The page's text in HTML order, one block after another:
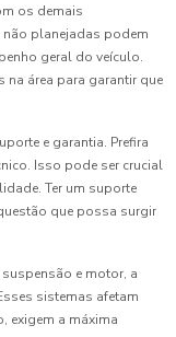
os demais
planejadas podem
geral do veículo.
área para garantir que
e garantia. Prefira
Isso pode ser crucial
Ter um suporte
que possa surgir
e motor, a
sistemas afetam
exigem a máxima